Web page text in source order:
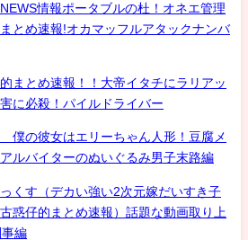
情報ポータブルの杜！オネエ管理
とめ速報!オカマッフルアタックナンバ
まとめ速報！！大帝イタチにラリアッ
に必殺！パイルドライバー
僕の彼女はエリーちゃん人形！豆腐メ
ルバイターのぬいぐるみ男子末路編
くす（デカい強い2次元嫁だいすき子
惑仔的まとめ速報）話題な動画取り上
編